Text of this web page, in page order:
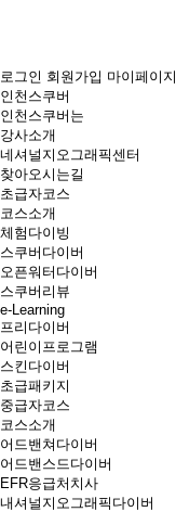
로그인 회원가입 마이페이지
인천스쿠버
인천스쿠버는
강사소개
네셔널지오그래픽센터
찾아오시는길
초급자코스
코스소개
체험다이빙
스쿠버다이버
오픈워터다이버
스쿠버리뷰
e-Learning
프리다이버
어린이프로그램
스킨다이버
초급패키지
중급자코스
코스소개
어드밴쳐다이버
어드밴스드다이버
EFR응급처치사
내셔널지오그래픽다이버